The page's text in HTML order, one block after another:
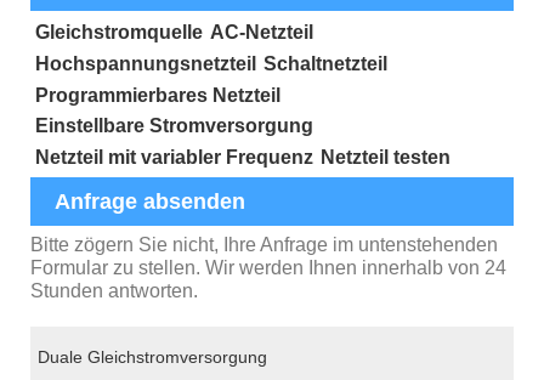
Gleichstromquelle AC-Netzteil
Hochspannungsnetzteil Schaltnetzteil
Programmierbares Netzteil
Einstellbare Stromversorgung
Netzteil mit variabler Frequenz Netzteil testen
Anfrage absenden
Bitte zögern Sie nicht, Ihre Anfrage im untenstehenden
Formular zu stellen. Wir werden Ihnen innerhalb von 24
Stunden antworten.